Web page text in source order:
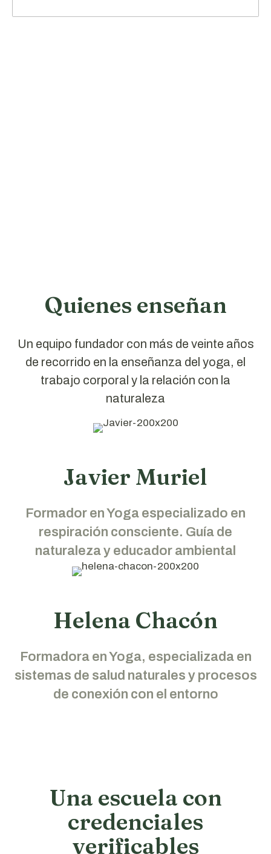
Quienes enseñan
Un equipo fundador con más de veinte años
de recorrido en la enseñanza del yoga, el
trabajo corporal y la relación con la
naturaleza
Javier Muriel
Formador en Yoga especializado en
respiración consciente. Guía de
naturaleza y educador ambiental
Helena Chacón
Formadora en Yoga, especializada en
sistemas de salud naturales y procesos
de conexión con el entorno
Una escuela con
credenciales
verificables